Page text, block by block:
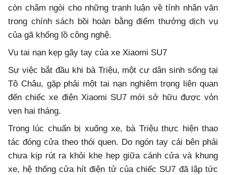
còn châm ngòi cho những tranh luận về tính nhân văn
trong chính sách bồi hoàn bằng điểm thưởng dịch vụ
của gã khổng lồ công nghệ.
Vụ tai nạn kẹp gãy tay của xe Xiaomi SU7
Sự việc bắt đầu khi bà Triệu, một cư dân sinh sống tại
Tô Châu, gặp phải một tai nạn nghiêm trọng liên quan
đến chiếc xe điện Xiaomi SU7 mới sở hữu được vỏn
vẹn hai tháng.
Trong lúc chuẩn bị xuống xe, bà Triệu thực hiện thao
tác đóng cửa theo thói quen. Do ngón tay cái bên phải
chưa kịp rút ra khỏi khe hẹp giữa cánh cửa và khung
xe, hệ thống cửa hít điện tử của chiếc SU7 đã lập tức